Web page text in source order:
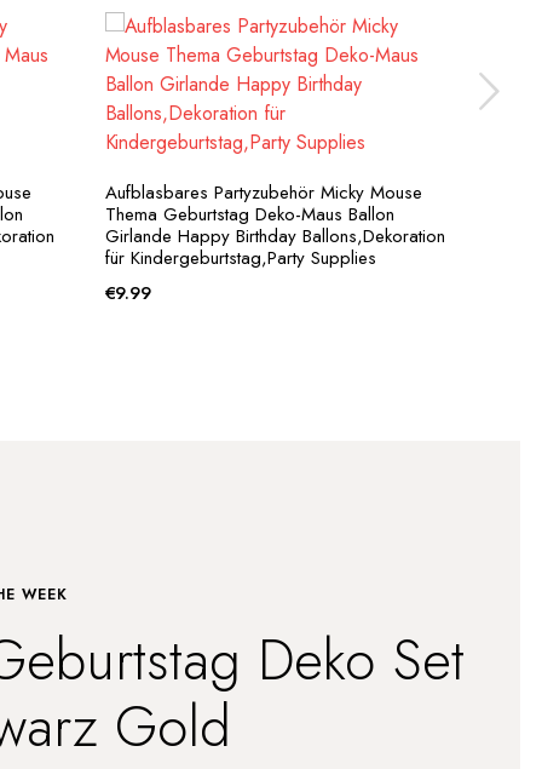
Aufblasbares Partyzubehör Micky Mouse
Thema Geburtstag Deko-Maus Ballon
Girlande Happy Birthday Ballons,Dekoration
für Kindergeburtstag,Party Supplies
€9.99
WEEK
Deko Set
Gold